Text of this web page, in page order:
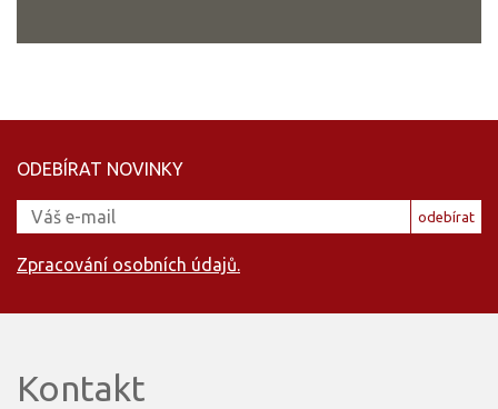
ODEBÍRAT NOVINKY
odebírat
Zpracování osobních údajů.
Kontakt